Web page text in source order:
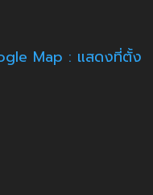
Map : แสดงที่ตั้ง